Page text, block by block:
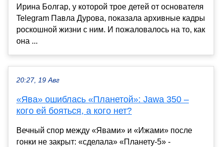
Ирина Болгар, у которой трое детей от основателя
Telegram Павла Дурова, показала архивные кадры
роскошной жизни с ним. И пожаловалось на то, как
она ...
20:27, 19 Авг
«Ява» ошиблась «Планетой»: Jawa 350 –
кого ей бояться, а кого нет?
Вечный спор между «Явами» и «Ижами» после
гонки не закрыт: «сделала» «Планету-5» -